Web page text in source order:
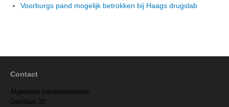
Voorburgs pand mogelijk betrokken bij Haags drugslab
Contact
Algemene correspondentie
Damlaan 32